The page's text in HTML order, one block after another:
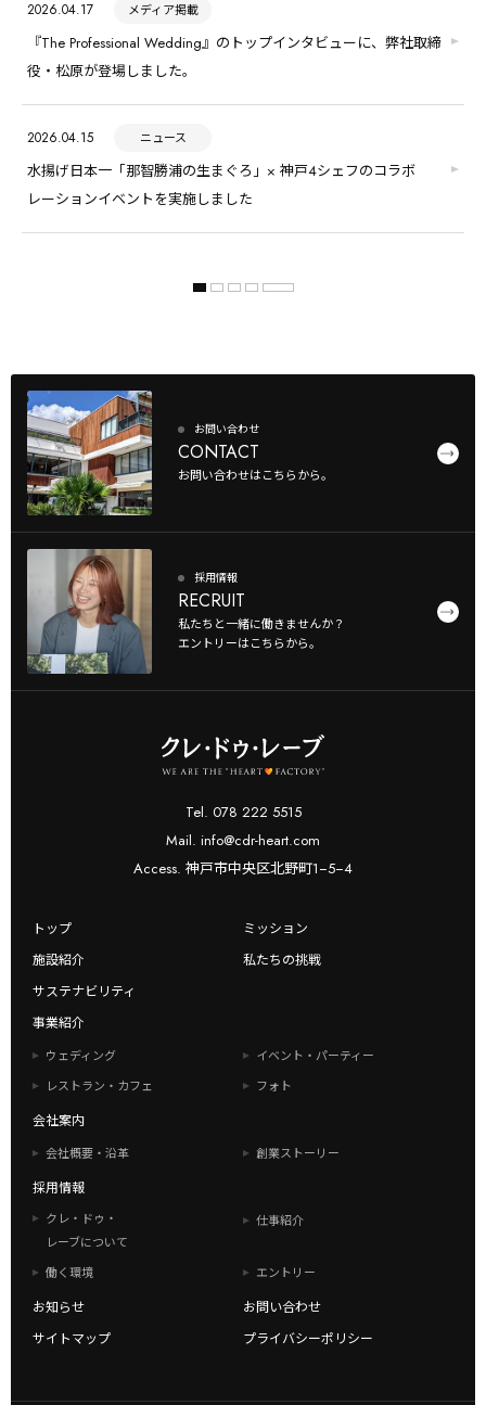
2026.04.17 メディア掲載
『The Professional Wedding』のトップインタビューに、弊社取締
役・松原が登場しました。
2026.04.15 ニュース
水揚げ日本一「那智勝浦の生まぐろ」× 神戸4シェフのコラボ
レーションイベントを実施しました
お問い合わせ
CONTACT
お問い合わせはこちらから。
採用情報
RECRUIT
私たちと一緒に働きませんか？
エントリーはこちらから。
Tel. 078 222 5515
Mail. info@cdr-heart.com
Access. 神戸市中央区北野町1−5−4
トップ
ミッション
施設紹介
私たちの挑戦
サステナビリティ
事業紹介
ウェディング
イベント・パーティー
レストラン・カフェ
フォト
会社案内
会社概要・沿革 創業ストーリー
採用情報
クレ・ドゥ・
レーブについて
仕事紹介
働く環境 エントリー
お知らせ
お問い合わせ
サイトマップ
プライバシーポリシー